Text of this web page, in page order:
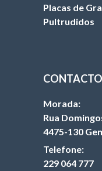
Placas de
Pultrudidos
Morada:
Rua
4475-130
Telefone:
229 064 777